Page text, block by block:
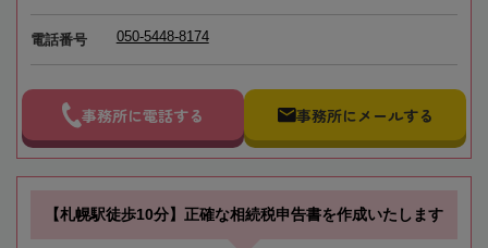
電話番号 050-5448-8174
事務所に電話する 事務所にメールする
【札幌駅徒歩10分】正確な相続税申告書を作成いたします